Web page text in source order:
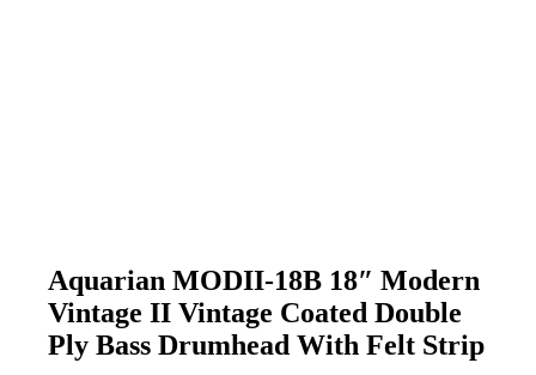
Aquarian MODII-18B 18″ Modern
Vintage II Vintage Coated Double
Ply Bass Drumhead With Felt Strip